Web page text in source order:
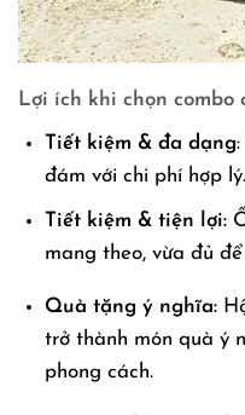
Lợi ích khi chọn combo
Tiết kiệm & đa dạng
đám với chi phí hợp lý.
Tiết kiệm & tiện lợi:
mang theo, vừa đủ
Quà tặng ý nghĩa:
trở thành món quà ý
phong cách.